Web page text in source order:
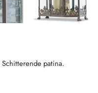
Schitterende patina.